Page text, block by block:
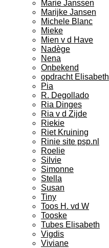
Marie Janssen
Marijke Jansen
Michele Blanc
Mieke
Mien v d Have
Nadège
Nena
Onbekend
opdracht Elisabeth
Pia
R. Degollado
Ria Dinges
Ria v d Zijde
Riekie
Riet Kruining
Rinie site psp.nl
Roelie
Silvie
Simonne
Stella
Susan
Tiny
Toos H. vd W
Tooske
Tubes Elisabeth
Vigdis
Viviane